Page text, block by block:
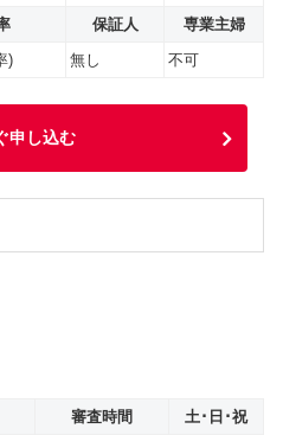
保証人
専業主婦
) 無し 不可
申し込む
審査時間
土･日･祝